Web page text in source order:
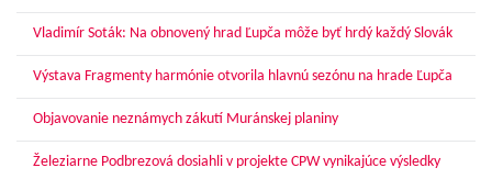
Vladimír Soták: Na obnovený hrad Ľupča môže byť hrdý každý Slovák
Výstava Fragmenty harmónie otvorila hlavnú sezónu na hrade Ľupča
Objavovanie neznámych zákutí Muránskej planiny
Železiarne Podbrezová dosiahli v projekte CPW vynikajúce výsledky